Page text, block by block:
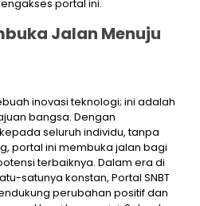
portal ini.
Jalan Menuju
inovasi teknologi; ini adalah
bangsa. Dengan
seluruh individu, tanpa
portal ini membuka jalan bagi
terbaiknya. Dalam era di
satunya konstan, Portal SNBT
perubahan positif dan